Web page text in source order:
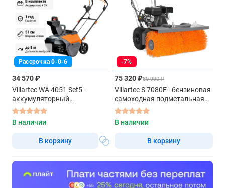
Рассрочка 0-0-6
34 570 ₽
Villartec WA 4051 Set5 -
аккумуляторный
снегоуборщик
В наличии
В корзину
-7%
75 320 ₽80 990 ₽
Villartec S 7080E - бензиновая
самоходная подметальная
машина
В наличии
В корзину